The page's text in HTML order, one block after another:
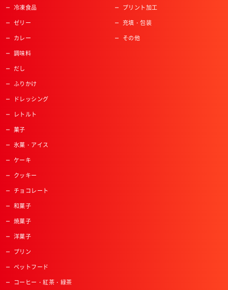
冷凍食品
ゼリー
カレー
調味料
だし
ふりかけ
ドレッシング
レトルト
菓子
氷菓・アイス
ケーキ
クッキー
チョコレート
和菓子
焼菓子
洋菓子
プリン
ペットフード
コーヒー・紅茶・緑茶
プリント加工
充填・包装
その他